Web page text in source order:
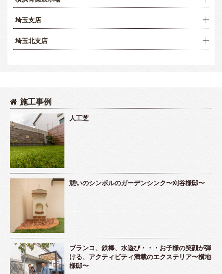
埼玉支店
埼玉北支店
施工事例
人工芝
憩いのシンボルのガーデンシンク〜刈谷様邸〜
ブランコ、鉄棒、水遊び・・・お子様の笑顔が弾
ける、アクティビティ満載のエクステリア〜横地
様邸〜